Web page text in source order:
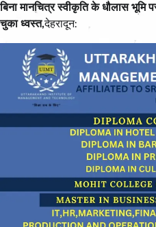
बिना मानचित्र स्वीकृति के धौलास भूमि
चुका ध्वस्त,देहरादून: